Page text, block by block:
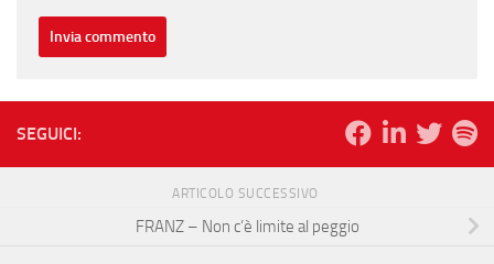
SEGUICI:
ARTICOLO SUCCESSIVO
FRANZ – Non c’è limite al peggio